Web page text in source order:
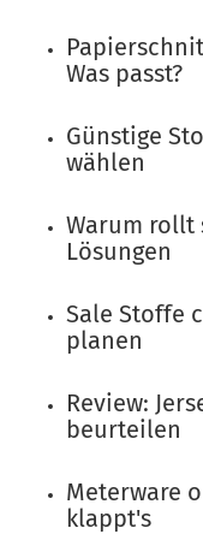
Was passt?
Günstige
wählen
Warum rollt
Lösungen
Sale Stoffe
planen
Review:
beurteilen
Meterware
klappt's